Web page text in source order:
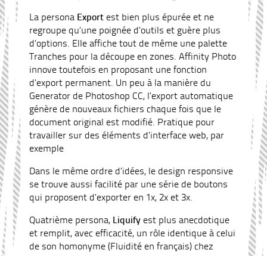
La persona Export est bien plus épurée et ne
regroupe qu’une poignée d’outils et guère plus
d’options. Elle affiche tout de même une palette
Tranches pour la découpe en zones. Affinity Photo
innove toutefois en proposant une fonction
d’export permanent. Un peu à la manière du
Generator de Photoshop CC, l’export automatique
génère de nouveaux fichiers chaque fois que le
document original est modifié. Pratique pour
travailler sur des éléments d’interface web, par
exemple
Dans le même ordre d’idées, le design responsive
se trouve aussi facilité par une série de boutons
qui proposent d’exporter en 1x, 2x et 3x.
Quatrième persona, Liquify est plus anecdotique
et remplit, avec efficacité, un rôle identique à celui
de son homonyme (Fluidité en français) chez